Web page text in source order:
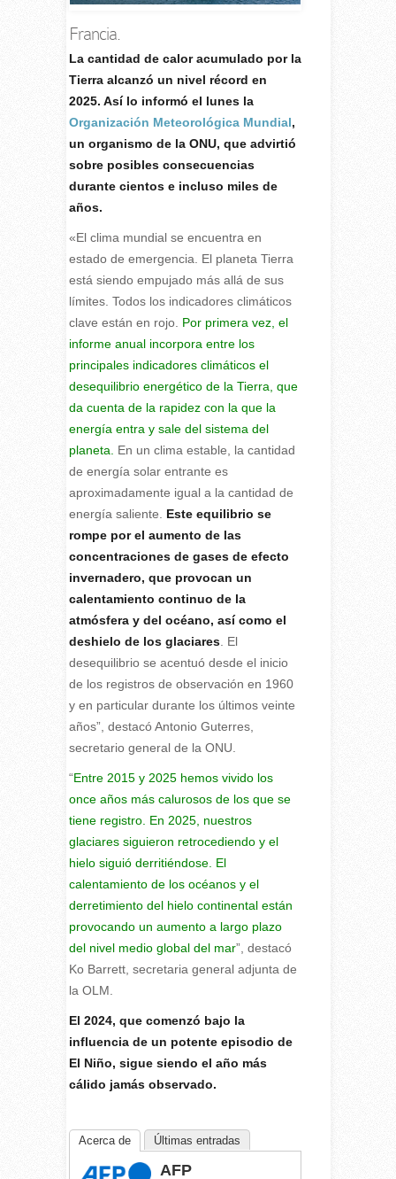
Francia.
La cantidad de calor acumulado por la
Tierra alcanzó un nivel récord en
2025. Así lo informó el lunes la
Organización Meteorológica Mundial,
un organismo de la ONU, que advirtió
sobre posibles consecuencias
durante cientos e incluso miles de
años.
«El clima mundial se encuentra en
estado de emergencia. El planeta Tierra
está siendo empujado más allá de sus
límites. Todos los indicadores climáticos
clave están en rojo. Por primera vez, el
informe anual incorpora entre los
principales indicadores climáticos el
desequilibrio energético de la Tierra, que
da cuenta de la rapidez con la que la
energía entra y sale del sistema del
planeta.
En un clima estable, la cantidad
de energía solar entrante es
aproximadamente igual a la cantidad de
energía saliente. Este equilibrio se
rompe por el aumento de las
concentraciones de gases de efecto
invernadero, que provocan un
calentamiento continuo de la
atmósfera y del océano, así como el
deshielo de los glaciares. El
desequilibrio se acentuó desde el inicio
de los registros de observación en 1960
y en particular durante los últimos veinte
años”, destacó Antonio Guterres,
secretario general de la ONU.
“Entre 2015 y 2025 hemos vivido los
once años más calurosos de los que se
tiene registro. En 2025, nuestros
glaciares siguieron retrocediendo y el
hielo siguió derritiéndose. El
calentamiento de los océanos y el
derretimiento del hielo continental están
provocando un aumento a largo plazo
del nivel medio global del mar”, destacó
Ko Barrett, secretaria general adjunta de
la OLM.
El 2024, que comenzó bajo la
influencia de un potente episodio de
El Niño, sigue siendo el año más
cálido jamás observado.
Acerca de Últimas entradas
AFP